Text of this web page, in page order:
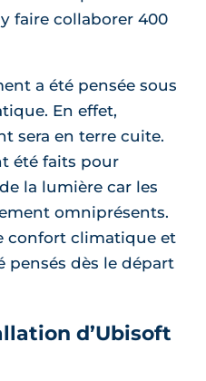
faire collaborer 400
a été pensée sous
En effet,
sera en terre cuite.
été faits pour
la lumière car les
omniprésents.
confort climatique et
pensés dès le départ
d’Ubisoft